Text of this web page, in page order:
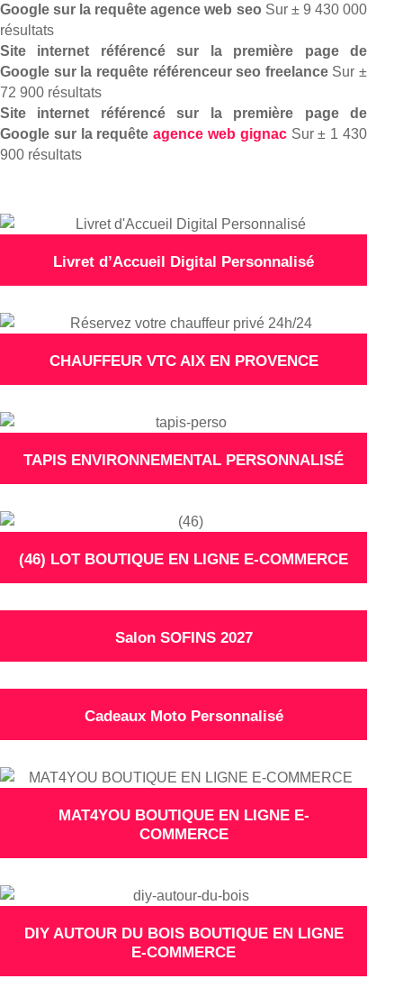
Google sur la requête agence web seo Sur ± 9 430 000
résultats
Site internet référencé sur la première page de
Google sur la requête référenceur seo freelanceSur ±
72 900 résultats
Site internet référencé sur la première page de
Google sur la requêteagence web gignacSur ± 1 430
900 résultats
Livret d’Accueil Digital Personnalisé
CHAUFFEUR VTC AIX EN PROVENCE
TAPIS ENVIRONNEMENTAL PERSONNALISÉ
(46) LOT BOUTIQUE EN LIGNE E-COMMERCE
Salon SOFINS 2027
MAT4YOU BOUTIQUE EN LIGNE E-
DIY AUTOUR DU BOIS BOUTIQUE EN LIGNE